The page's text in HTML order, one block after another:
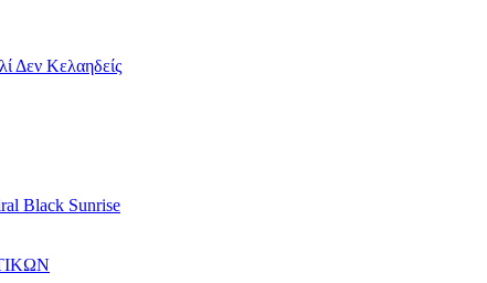
Δεν Κελαηδείς
Black Sunrise